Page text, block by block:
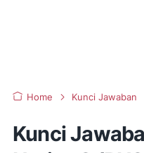
Home Kunci Jawaban
Kunci